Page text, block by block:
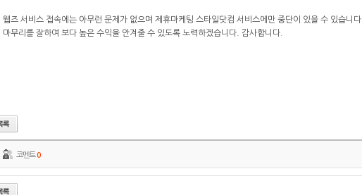
웹즈 서비스 접속에는 아무런 문제가 없으며 제휴마케팅 스타일닷컴 서비스에만 중단이 있을 수 있습니다.
마무리를 잘하여 보다 높은 수익을 안겨줄 수 있도록 노력하겠습니다. 감사합니다.
코멘트0